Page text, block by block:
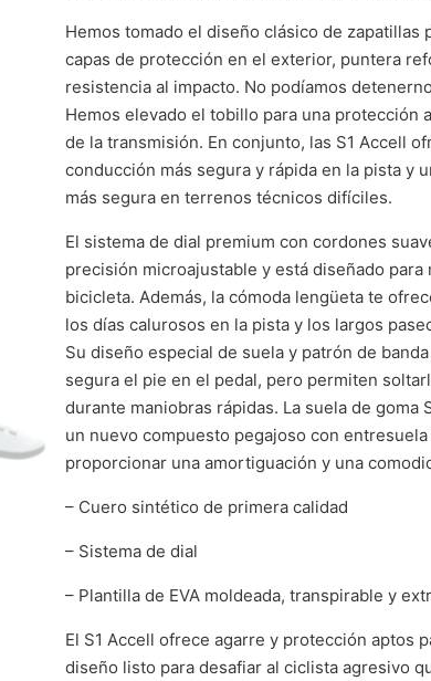
Hemos tomado el diseño clásico de zapatillas
capas de protección en el exterior, puntera
resistencia al impacto. No podíamos
Hemos elevado el tobillo para una protección
de la transmisión. En conjunto, las S1 Accell
conducción más segura y rápida en la pista y
más segura en terrenos técnicos difíciles.
El sistema de dial premium con cordones
precisión microajustable y está diseñado
bicicleta. Además, la cómoda lengüeta te
los días calurosos en la pista y los largos
Su diseño especial de suela y patrón de
segura el pie en el pedal, pero permiten
durante maniobras rápidas. La suela de goma
un nuevo compuesto pegajoso con
proporcionar una amortiguación y una
– Cuero sintético de primera calidad
– Sistema de dial
– Plantilla de EVA moldeada, transpirable y
El S1 Accell ofrece agarre y protección aptos
diseño listo para desafiar al ciclista agresivo